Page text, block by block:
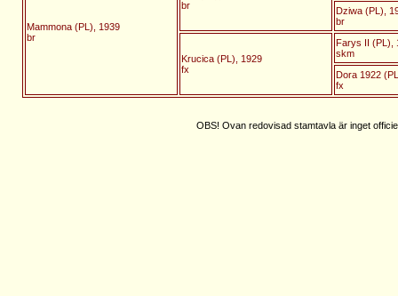
Mammona (PL), 1939
br
br
Dziwa (PL),
br
Krucica (PL), 1929
fx
Farys II (PL),
skm
Dora 1922
fx
OBS! Ovan redovisad stamtavla är inget